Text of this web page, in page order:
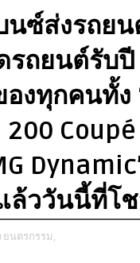
บนซ์ส่งรถย
ถยนต์รับ
งทุกคนทั้ง
200
ววันนี้ที่โช
ยนตรกรรม,